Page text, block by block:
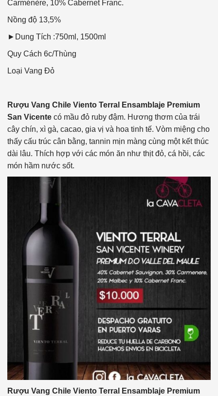
Carménère, 10% Cabernet Franc.
Nồng độ 13,5%
►Dung Tích :750ml, 1500ml
Quy Cách 6c/Thùng
Loại Vang Đỏ
Rượu Vang Chile Viento Terral Ensamblaje Premium
San Vicente có mầu đỏ ruby đậm. Hương thơm của trái
cây chín, xì gà, cacao, gia vị và hoa tinh tế. Vòm miệng cho
thấy cấu trúc cân bằng, tannin mịn màng cùng một kết thúc
dài lâu. Thích hợp với các món ăn như thịt đỏ, cá hồi, các
món hầm nước sốt.
Rượu Vang Chile Viento Terral Ensamblaje Premium